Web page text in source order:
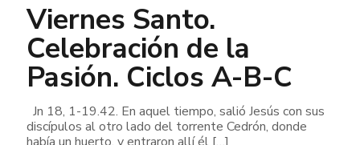
Viernes Santo.
Celebración de la
Pasión. Ciclos A-B-C
Jn 18, 1-19.42. En aquel tiempo, salió Jesús con sus
discípulos al otro lado del torrente Cedrón, donde